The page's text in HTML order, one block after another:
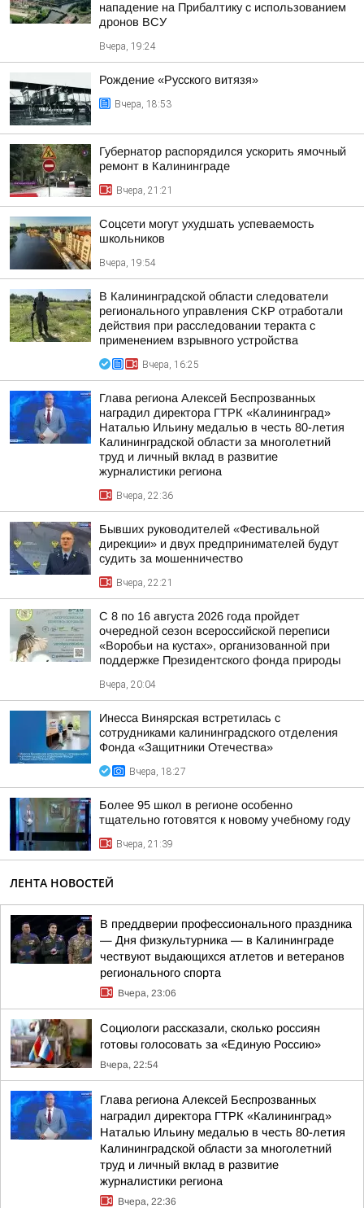
нападение на Прибалтику с использованием
дронов ВСУ
Вчера, 19:24
Рождение «Русского витязя»
Вчера, 18:53
Губернатор распорядился ускорить ямочный
ремонт в Калининграде
Вчера, 21:21
Соцсети могут ухудшать успеваемость
школьников
Вчера, 19:54
В Калининградской области следователи
регионального управления СКР отработали
действия при расследовании теракта с
применением взрывного устройства
Вчера, 16:25
Глава региона Алексей Беспрозванных
наградил директора ГТРК «Калининград»
Наталью Ильину медалью в честь 80-летия
Калининградской области за многолетний
труд и личный вклад в развитие
журналистики региона
Вчера, 22:36
Бывших руководителей «Фестивальной
дирекции» и двух предпринимателей будут
судить за мошенничество
Вчера, 22:21
С 8 по 16 августа 2026 года пройдет
очередной сезон всероссийской переписи
«Воробьи на кустах», организованной при
поддержке Президентского фонда природы
Вчера, 20:04
Инесса Винярская встретилась с
сотрудниками калининградского отделения
Фонда «Защитники Отечества»
Вчера, 18:27
Более 95 школ в регионе особенно
тщательно готовятся к новому учебному году
Вчера, 21:39
ЛЕНТА НОВОСТЕЙ
В преддверии профессионального праздника
— Дня физкультурника — в Калининграде
чествуют выдающихся атлетов и ветеранов
регионального спорта
Вчера, 23:06
Социологи рассказали, сколько россиян
готовы голосовать за «Единую Россию»
Вчера, 22:54
Глава региона Алексей Беспрозванных
наградил директора ГТРК «Калининград»
Наталью Ильину медалью в честь 80-летия
Калининградской области за многолетний
труд и личный вклад в развитие
журналистики региона
Вчера, 22:36